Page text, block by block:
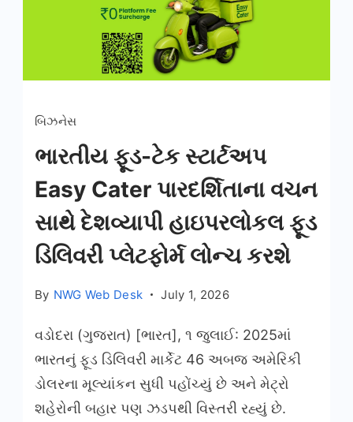
બિઝનેસ
ભારતીય ફૂડ-ટેક સ્ટાર્ટઅપ
Easy Cater પારદર્શિતાના વચન
સાથે દેશવ્યાપી હાઇપરલોકલ ફૂડ
ડિલિવરી પ્લેટફોર્મ લોન્ચ કરશે
By NWG Web Desk July 1, 2026
વડોદરા (ગુજરાત) [ભારત], ૧ જુલાઈ: 2025માં
ભારતનું ફૂડ ડિલિવરી માર્કેટ 46 અબજ અમેરિકી
ડોલરના મૂલ્યાંકન સુધી પહોંચ્યું છે અને મેટ્રો
શહેરોની બહાર પણ ઝડપથી વિસ્તરી રહ્યું છે.